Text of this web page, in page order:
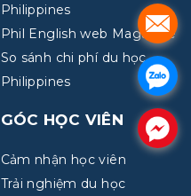
Philippines
Phil English web Magazine
So sánh chi phí du học
Philippines
GÓC HỌC VIÊN
Cảm nhận học viên
Trải nghiệm du học
.
.
.